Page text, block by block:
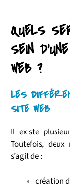
QUELS
SEIN
WEB ?
LES
SITE WEB
Il existe
Toutefois, deux
s’agit de :
création